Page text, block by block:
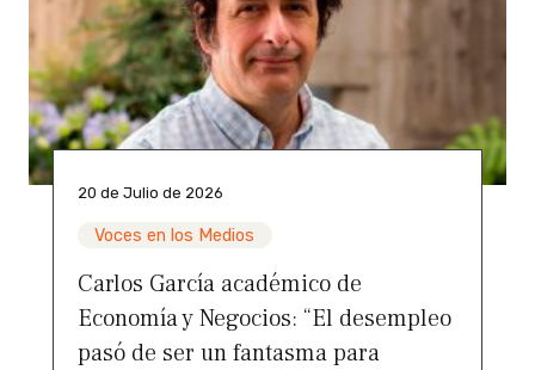
20 de Julio de 2026
Voces en los Medios
Carlos García académico de
Economía y Negocios: “El desempleo
pasó de ser un fantasma para